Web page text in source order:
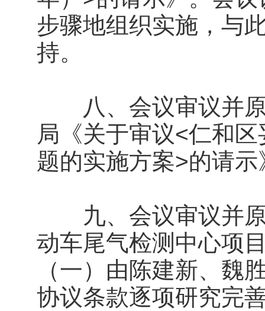
步骤地组织实施，与
持。
八、会议审议并原
局《关于审议<仁和
题的实施方案>的请示
九、会议审议并原
动车尾气检测中心项
（一）由陈建新、魏
协议条款逐项研究完